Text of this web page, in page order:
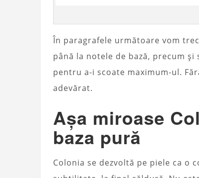
În paragrafele următoare vom
până la notele de bază, precum
pentru a-i scoate maximum-ul.
adevărat.
Așa miroase
baza pură
Colonia se dezvoltă pe piele ca o